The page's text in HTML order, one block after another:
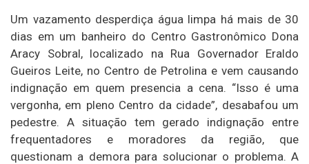
Um vazamento desperdiça água limpa há mais de 30
dias em um banheiro do Centro Gastronômico Dona
Aracy Sobral, localizado na Rua Governador Eraldo
Gueiros Leite, no Centro de Petrolina e vem causando
indignação em quem presencia a cena. “Isso é uma
vergonha, em pleno Centro da cidade”, desabafou um
pedestre. A situação tem gerado indignação entre
frequentadores e moradores da região, que
questionam a demora para solucionar o problema. A